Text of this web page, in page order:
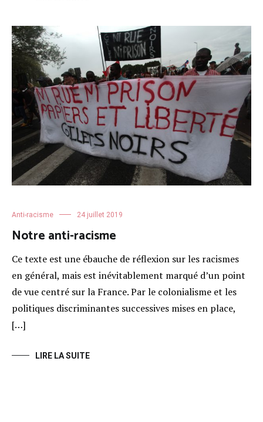
Anti-racisme 24 juillet 2019
Notre anti-racisme
Ce texte est une ébauche de réflexion sur les racismes
en général, mais est inévitablement marqué d’un point
de vue centré sur la France. Par le colonialisme et les
politiques discriminantes successives mises en place,
[…]
LIRE LA SUITE